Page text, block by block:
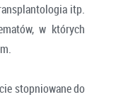
itp.
w których
stopniowane do